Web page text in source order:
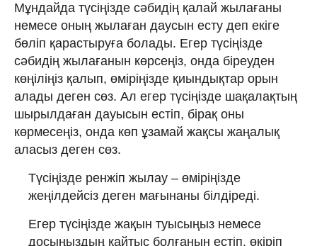
Мұндайда түсіңізде сәбидің қалай жылағаны
немесе оның жылаған даусын есту деп екіге
бөліп қарастыруға болады. Егер түсіңізде
сәбидің жылағанын көрсеңіз, онда біреуден
көңіліңіз қалып, өміріңізде қиындықтар орын
алады деген сөз. Ал егер түсіңізде шақалақтың
шырылдаған дауысын естіп, бірақ оны
көрмесеңіз, онда көп ұзамай жақсы жаңалық
аласыз деген сөз.
Түсіңізде ренжіп жылау – өміріңізде
жеңілдейсіз деген мағынаны білдіреді.
Егер түсіңізде жақын туысыңыз немесе
досыңыздың қайтыс болғанын естіп, өкіріп